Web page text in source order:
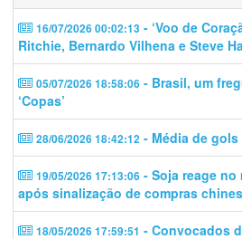
16/07/2026 00:02:13 - ‘Voo de
Ritchie, Bernardo Vilhena e Steve
05/07/2026 18:58:06 - Brasil, um
‘Copas’
28/06/2026 18:42:12 - Média de
19/05/2026 17:13:06 - Soja reage
após sinalização de compras
18/05/2026 17:59:51 - Convocados